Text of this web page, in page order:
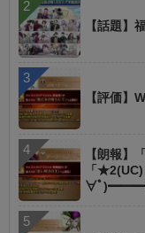
【話題】
【評価】
【朗報】
「
∀ﾟ